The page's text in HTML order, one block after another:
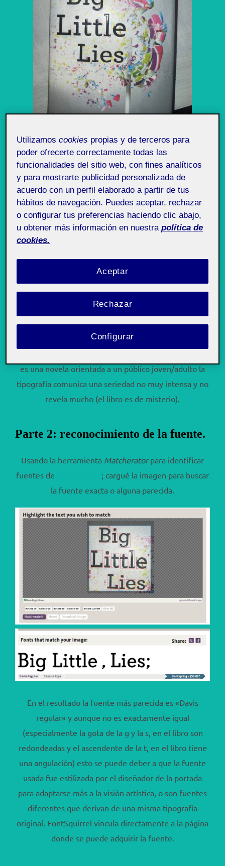
Analizaré el título que combina mayúsculas y
minúsculas.
En particular me gustan estas letras porque son
es una novela orientada a un público joven/adulto la
tipografía comunica una seriedad no muy intensa y no
revela mucho (el libro es de misterio).
Parte 2: reconocimiento de la fuente.
Usando la herramienta Matcheratorpara identificar
fuentes de
; cargué la imagen para buscar
la fuente exacta o alguna parecida.
En el resultado la fuente más parecida es «Davis
regular» y aunque no es exactamente igual
(especialmente la gota de la g y la s, en el libro son
redondeadas y el ascendente de la t, en el libro tiene
una angulación) esto se puede deber a que la fuente
usada fue estilizada por el diseñador de la portada
para adaptarse más a la visión artística, o son fuentes
diferentes que derivan de una misma tipografía
original. FontSquirrel vincula directamente a la página
donde se puede adquirir la fuente.
Utilizamoscookies propias y de terceros para
poder ofrecerte correctamente todas las
funcionalidades del sitio web, con fines analíticos
y para mostrarte publicidad personalizada de
acuerdo con un perfil elaborado a partir de tus
hábitos de navegación. Puedes aceptar, rechazar
o configurar tus preferencias haciendo clic abajo,
u obtener más información en nuestra política de
cookies.
Rechazar
Aceptar
Configurar